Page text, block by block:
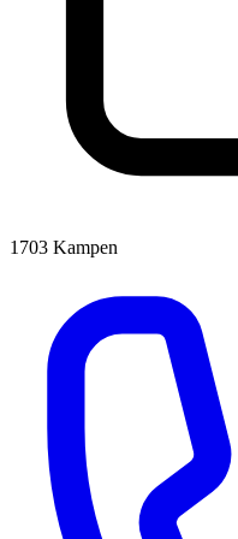
1703 Kampen